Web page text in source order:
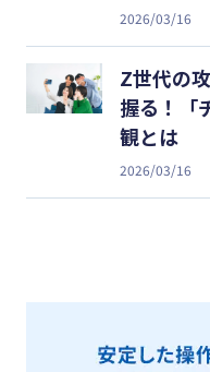
2026/03/16
Z世代の
握る！「
観とは
2026/03/16